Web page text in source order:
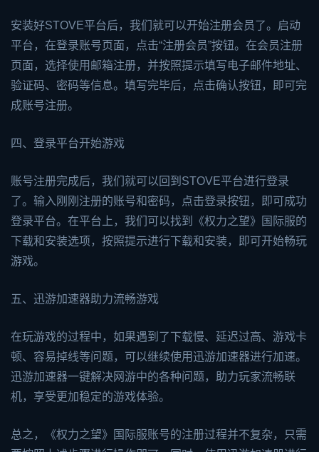
安装好STOVE平台后，我们就可以开始注册会员了。启动
平台，在登录账号页面，点击“注册会员”按钮。在会员注册
页面，选择使用邮箱注册，并按照提示填写电子邮件地址、
验证码、密码等信息。填写完毕后，点击确认按钮，即可完
成账号注册。
四、登录平台开始游戏
账号注册完成后，我们就可以回到STOVE平台进行登录
了。输入刚刚注册的账号和密码，点击登录按钮，即可成功
登录平台。在平台上，我们可以找到《权力之望》国际服的
下载和安装选项，按照提示进行下载和安装，即可开始畅玩
游戏。
五、迅游加速器助力流畅游戏
在玩游戏的过程中，如果遇到了下载慢、延迟过高、游戏卡
顿、容易掉线等问题，可以继续使用迅游加速器进行加速。
迅游加速器一键解决网游中的各种问题，助力玩家流畅联
机，享受更加稳定的游戏体验。
总之，《权力之望》国际服账号的注册过程并不复杂，只需